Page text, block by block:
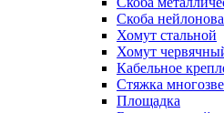
Скоба
Хомут стальной
Хомут
Кабельное
Стяжка
Площадка